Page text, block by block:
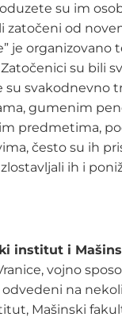
su im
zatočeni od
je organizovano
su bili
su svakodnevno
gumenim
predmetima,
često su ih
ih i
institut i
vojno
na
Mašinski